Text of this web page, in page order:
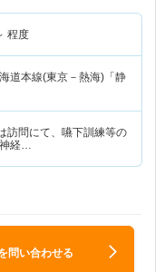
程度
海道本線(東京－熱海)「静
訪問にて、嚥下訓練等の
経…
問い合わせる